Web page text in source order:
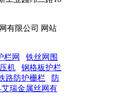
有限公司 网站
栏网
铁丝网围
机
钢格板护栏
路防护栅栏
防
瑞金属丝网有